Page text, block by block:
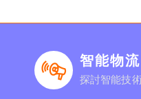
智能物流
探討智能技